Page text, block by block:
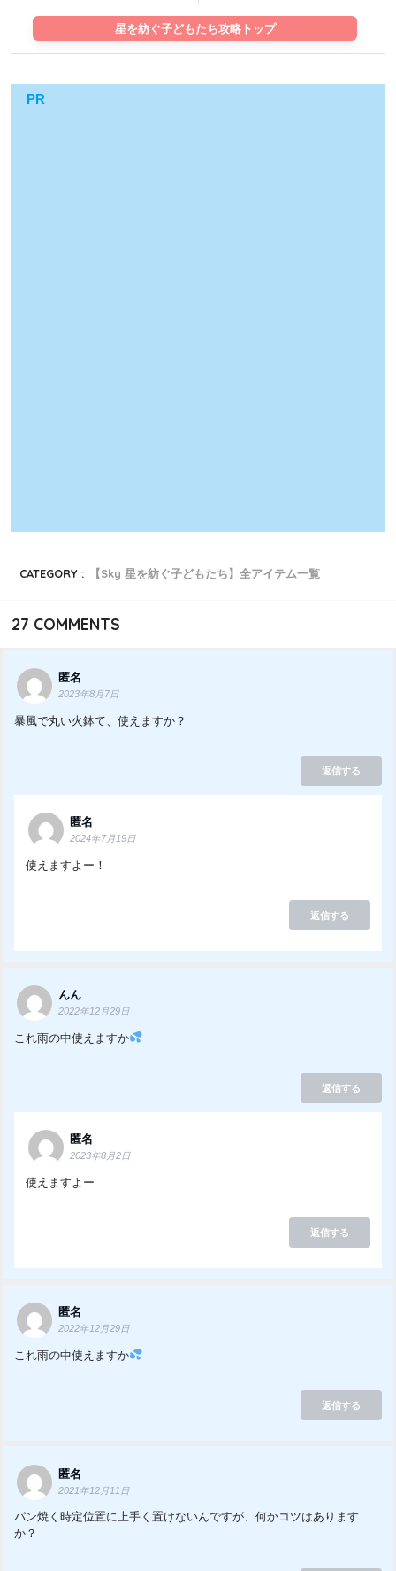
星を紡ぐ子どもたち攻略トップ
PR
CATEGORY : 【Sky 星を紡ぐ子どもたち】全アイテム一覧
27 COMMENTS
匿名
2023年8月7日
暴風で丸い火鉢て、使えますか？
返信する
匿名
2024年7月19日
使えますよー！
返信する
んん
2022年12月29日
これ雨の中使えますか
返信する
匿名
2023年8月2日
使えますよー
返信する
匿名
2022年12月29日
これ雨の中使えますか
返信する
匿名
2021年12月11日
パン焼く時定位置に上手く置けないんですが、何かコツはあります
か？